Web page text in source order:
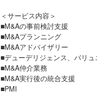
＜サービス内容＞
■M&Aの事前検討支援
■M&Aプランニング
■M&Aアドバイザリー
■デューデリジェンス、バリュ
■M&A仲介業務
■M&A実行後の統合支援
■PMI